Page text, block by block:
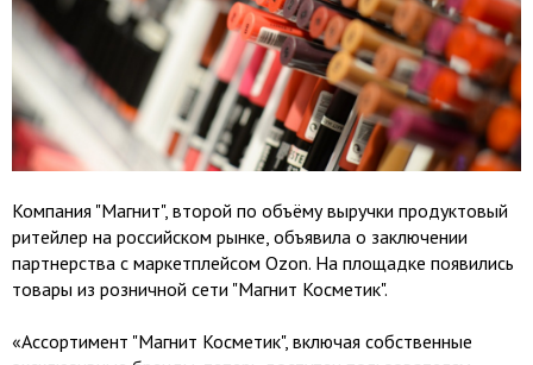
Компания "Магнит", второй по объёму выручки продуктовый
ритейлер на российском рынке, объявила о заключении
партнерства с маркетплейсом Ozon. На площадке появились
товары из розничной сети "Магнит Косметик".
«Ассортимент "Магнит Косметик", включая собственные